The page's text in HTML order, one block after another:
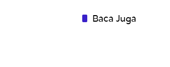
Baca Juga